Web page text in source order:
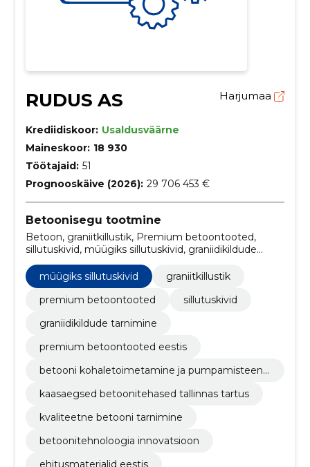
RUDUS AS Harjumaa
Krediidiskoor: Usaldusväärne
Maineskoor: 18 930
Töötajaid: 51
Prognooskäive (2026): 29 706 453 €
Betoonisegu tootmine
Betoon, graniitkillustik, Premium betoontooted,
sillutuskivid, müügiks sillutuskivid, graniidikildude
kohaletoimetamine ja pumpamisteenused,
kaasaegsed betoonitehased Tallinnas Tartus,
kvaliteetne betooni tarnimine
müügiks sillutuskivid
graniitkillustik
premium betoontooted
sillutuskivid
graniidikildude tarnimine
premium betoontooted eestis
betooni kohaletoimetamine ja pumpamisteenu
kaasaegsed betoonitehased tallinnas tartus
kvaliteetne betooni tarnimine
betoonitehnoloogia innovatsioon
ehitusmaterjalid eestis